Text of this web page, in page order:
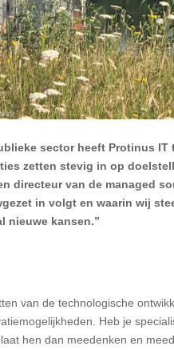
sector heeft Protinus IT
zetten stevig in op
directeur van de managed
in volgt en waarin wij
nieuwe kansen.”
van de technologische
Heb je
hen dan meedenken en